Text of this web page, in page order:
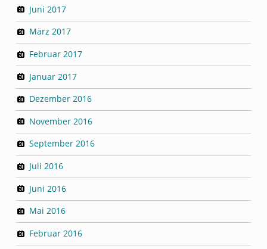
Juni 2017
März 2017
Februar 2017
Januar 2017
Dezember 2016
November 2016
September 2016
Juli 2016
Juni 2016
Mai 2016
Februar 2016